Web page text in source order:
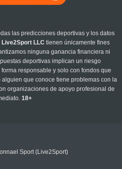
las predicciones deportivas y los datos
Live2Sport LLC tienen únicamente fines
ninguna ganancia financiera ni
deportivas implican un riesgo
responsable y solo con fondos que
que conoce tiene problemas con la
organizaciones de apoyo profesional de
18+
Sport (Live2Sport)